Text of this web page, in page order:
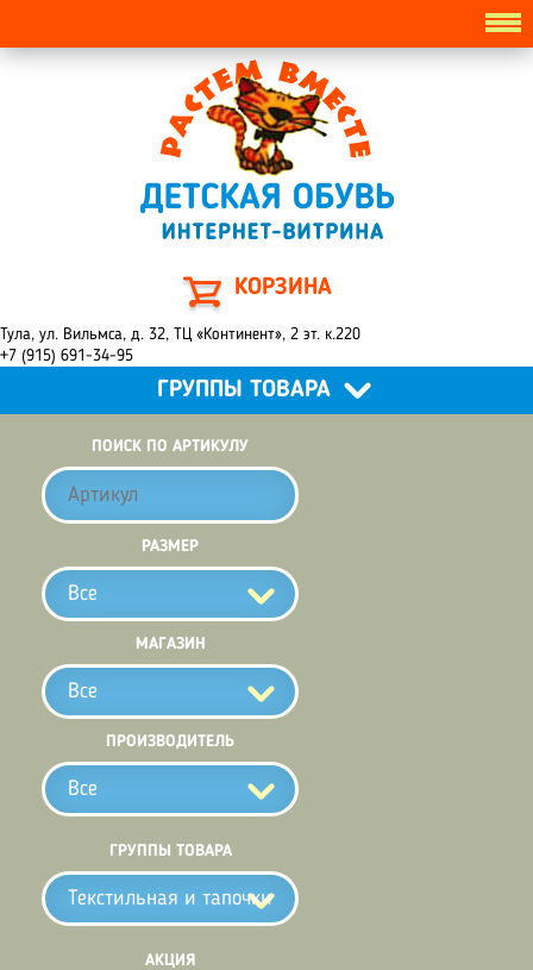
КОРЗИНА
Тула, ул. Вильмса, д. 32, ТЦ «Континент», 2 эт. к.220
+7 (915) 691-34-95
ГРУППЫ ТОВАРА
ПОИСК ПО АРТИКУЛУ
РАЗМЕР
Все
МАГАЗИН
Все
ПРОИЗВОДИТЕЛЬ
Все
ГРУППЫ ТОВАРА
Текстильная и тапочки
АКЦИЯ